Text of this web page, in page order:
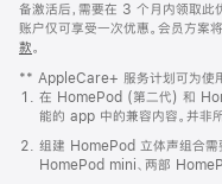
备激活后，需要在 3 个月内领取此
账户仅可享受一次优惠。会员方案
款。
窗
口
中
打
开)
** AppleCare+ 服务计划可为使用
在 HomePod (第二代) 和
能的 app 中的兼容内容。并非
组建 HomePod 立体声组合需
HomePod mini、两部